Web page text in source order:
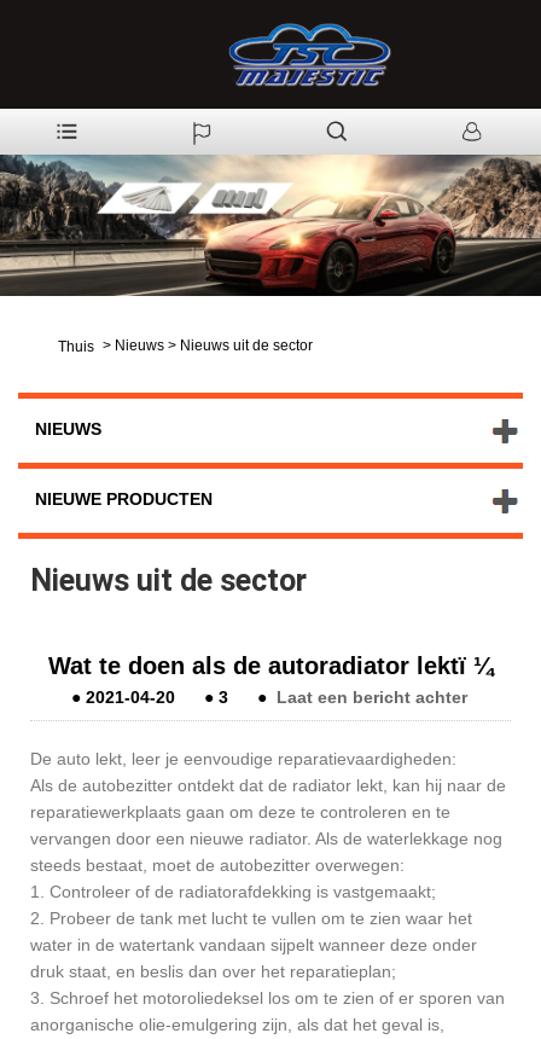
Thuis > Nieuws > Nieuws uit de sector
NIEUWS
NIEUWE PRODUCTEN
Nieuws uit de sector
Wat te doen als de autoradiator lektï ¼
●2021-04-20 ●3 ● Laat een bericht achter
De auto lekt, leer je eenvoudige reparatievaardigheden:
Als de autobezitter ontdekt dat de radiator lekt, kan hij naar de
reparatiewerkplaats gaan om deze te controleren en te
vervangen door een nieuwe radiator. Als de waterlekkage nog
steeds bestaat, moet de autobezitter overwegen:
1. Controleer of de radiatorafdekking is vastgemaakt;
2. Probeer de tank met lucht te vullen om te zien waar het
water in de watertank vandaan sijpelt wanneer deze onder
druk staat, en beslis dan over het reparatieplan;
3. Schroef het motoroliedeksel los om te zien of er sporen van
anorganische olie-emulgering zijn, als dat het geval is,